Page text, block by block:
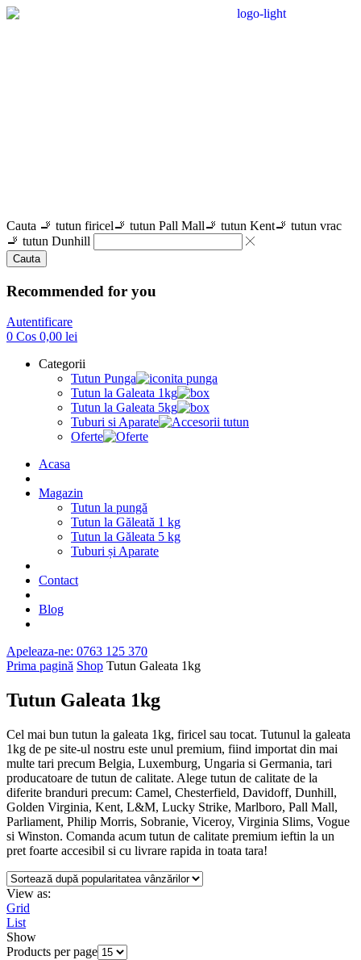
Cauta 🚬 tutun firicel🚬 tutun Pall Mall🚬 tutun Kent🚬 tutun vrac
🚬 tutun Dunhill
Cauta
Recommended for you
Autentificare
0 Cos 0,00 lei
Categorii
Tutun Punga
Tutun la Galeata 1kg
Tutun la Galeata 5kg
Tuburi si Aparate
Oferte
Acasa
Magazin
Tutun la pungă
Tutun la Găleată 1 kg
Tutun la Găleata 5 kg
Tuburi și Aparate
Contact
Blog
Apeleaza-ne: 0763 125 370
Prima pagină Shop Tutun Galeata 1kg
Tutun Galeata 1kg
Cel mai bun tutun la galeata 1kg, firicel sau tocat. Tutunul la galeata
1kg de pe site-ul nostru este unul premium, fiind importat din mai
multe tari precum Belgia, Luxemburg, Ungaria si Germania, tari
producatoare de tutun de calitate. Alege tutun de calitate de la
diferite branduri precum: Camel, Chesterfield, Davidoff, Dunhill,
Golden Virginia, Kent, L&M, Lucky Strike, Marlboro, Pall Mall,
Parliament, Philip Morris, Sobranie, Viceroy, Virginia Slims, Vogue
si Winston. Comanda acum tutun de calitate premium ieftin la un
pret foarte accesibil si cu livrare rapida in toata tara!
View as:
Grid
List
Show
Products per page